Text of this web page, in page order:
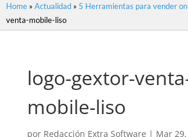
Home » Actualidad » 5 Herramientas para vender
venta-mobile-liso
logo-gextor-
mobile-liso
por Redacción Extra Software | Mar